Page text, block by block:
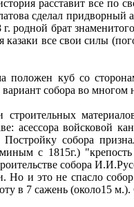
расставит все
сделал придворный
г. родной брат
казаки все свои силы
положен куб со
собора во
строительных
асессора войсковой
Постройку собора
с 1815г.)
собора
и это не спасло
в 7 сажень (около15